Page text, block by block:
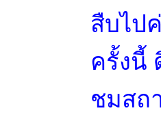
สืบไป
ครั้งนี้
ชมสถ